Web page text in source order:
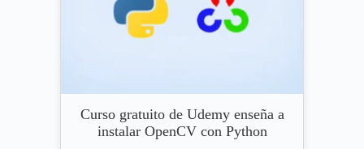
Curso gratuito de Udemy enseña a
instalar OpenCV con Python